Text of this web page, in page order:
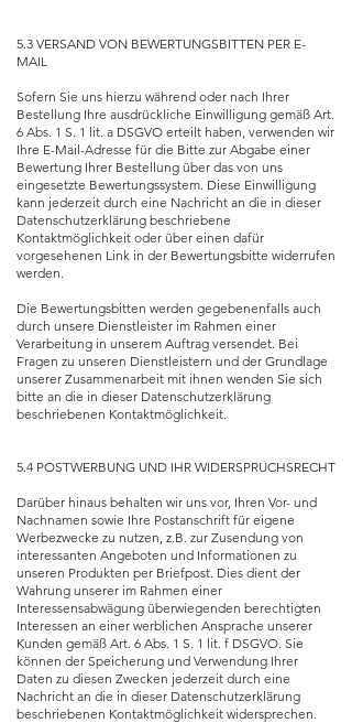
5.3 VERSAND VON BEWERTUNGSBITTEN PER E-
MAIL
Sofern Sie uns hierzu während oder nach Ihrer
Bestellung Ihre ausdrückliche Einwilligung gemäß Art.
6 Abs. 1 S. 1 lit. a DSGVO erteilt haben, verwenden wir
Ihre E-Mail-Adresse für die Bitte zur Abgabe einer
Bewertung Ihrer Bestellung über das von uns
eingesetzte Bewertungssystem. Diese Einwilligung
kann jederzeit durch eine Nachricht an die in dieser
Datenschutzerklärung beschriebene
Kontaktmöglichkeit oder über einen dafür
vorgesehenen Link in der Bewertungsbitte widerrufen
werden.
Die Bewertungsbitten werden gegebenenfalls auch
durch unsere Dienstleister im Rahmen einer
Verarbeitung in unserem Auftrag versendet. Bei
Fragen zu unseren Dienstleistern und der Grundlage
unserer Zusammenarbeit mit ihnen wenden Sie sich
bitte an die in dieser Datenschutzerklärung
beschriebenen Kontaktmöglichkeit.
5.4 POSTWERBUNG UND IHR WIDERSPRUCHSRECHT
Darüber hinaus behalten wir uns vor, Ihren Vor- und
Nachnamen sowie Ihre Postanschrift für eigene
Werbezwecke zu nutzen, z.B. zur Zusendung von
interessanten Angeboten und Informationen zu
unseren Produkten per Briefpost. Dies dient der
Wahrung unserer im Rahmen einer
Interessensabwägung überwiegenden berechtigten
Interessen an einer werblichen Ansprache unserer
Kunden gemäß Art. 6 Abs. 1 S. 1 lit. f DSGVO. Sie
können der Speicherung und Verwendung Ihrer
Daten zu diesen Zwecken jederzeit durch eine
Nachricht an die in dieser Datenschutzerklärung
beschriebenen Kontaktmöglichkeit widersprechen.